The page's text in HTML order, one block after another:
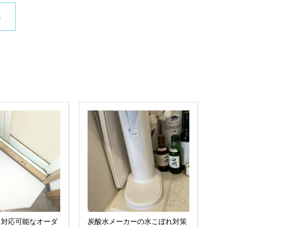
応可能なオーダ
炭酸水メーカーの水こぼれ対策